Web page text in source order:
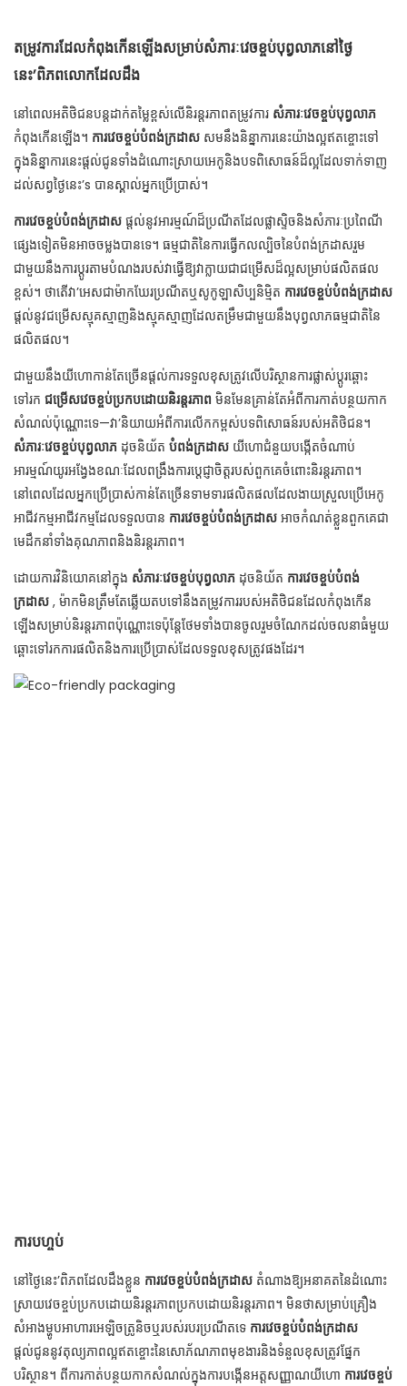
តម្រូវការដែលកំពុងកើនឡើងសម្រាប់សំភារៈវេចខ្ចប់បុព្វលាភនៅថ្ងៃ
នេះ’ពិភពលោកដែលដឹង
នៅពេលអតិថិជនបន្តដាក់តម្លៃខ្ពស់លើនិរន្តរភាពតម្រូវការ សំភារៈវេចខ្ចប់បុព្វលាភ
កំពុងកើនឡើង។ ការវេចខ្ចប់បំពង់ក្រដាស សមនឹងនិន្នាការនេះយ៉ាងល្អឥតខ្ចោះទៅ
ក្នុងនិន្នាការនេះផ្តល់ជូនទាំងដំណោះស្រាយអេកូនិងបទពិសោធន៍ដ៏ល្អដែលទាក់ទាញ
ដល់សព្វថ្ងៃនេះ’s បានស្គាល់អ្នកប្រើប្រាស់។
ការវេចខ្ចប់បំពង់ក្រដាស ផ្តល់នូវអារម្មណ៍ដ៏ប្រណីតដែលផ្លាស្ទិចនិងសំភារៈប្រពៃណី
ផ្សេងទៀតមិនអាចចម្លងបានទេ។ ធម្មជាតិនៃការធ្វើកលល្បិចនៃបំពង់ក្រដាសរួម
ជាមួយនឹងការប្តូរតាមបំណងរបស់វាធ្វើឱ្យវាក្លាយជាជម្រើសដ៏ល្អសម្រាប់ផលិតផល
ខ្ពស់។ ថាតើវា’អេសជាម៉ាកឃែរប្រណីតឬសូកូឡាសិប្បនិម្មិត ការវេចខ្ចប់បំពង់ក្រដាស
ផ្តល់នូវជម្រើសស្មុគស្មាញនិងស្មុគស្មាញដែលតម្រឹមជាមួយនឹងបុព្វលាភធម្មជាតិនៃ
ផលិតផល។
ជាមួយនឹងយីហោកាន់តែច្រើនផ្តល់ការទទួលខុសត្រូវលើបរិស្ថានការផ្លាស់ប្តូរឆ្ពោះ
ទៅរក ជម្រើសវេចខ្ចប់ប្រកបដោយនិរន្តរភាព មិនមែនគ្រាន់តែអំពីការកាត់បន្ថយកាក
សំណល់ប៉ុណ្ណោះទេ—វា’និយាយអំពីការលើកកម្ពស់បទពិសោធន៍របស់អតិថិជន។
សំភារៈវេចខ្ចប់បុព្វលាភ ដុចនិយ័ត បំពង់ក្រដាស យីហោជំនួយបង្កើតចំណាប់
អារម្មណ៍យូរអង្វែងខណៈដែលពង្រឹងការប្តេជ្ញាចិត្តរបស់ពួកគេចំពោះនិរន្តរភាព។
នៅពេលដែលអ្នកប្រើប្រាស់កាន់តែច្រើនទាមទារផលិតផលដែលងាយស្រួលប្រើអេកូ
អាជីវកម្មអាជីវកម្មដែលទទួលបាន ការវេចខ្ចប់បំពង់ក្រដាស អាចកំណត់ខ្លួនពួកគេជា
មេដឹកនាំទាំងគុណភាពនិងនិរន្តរភាព។
ដោយការវិនិយោគនៅក្នុង សំភារៈវេចខ្ចប់បុព្វលាភ ដុចនិយ័ត ការវេចខ្ចប់បំពង់
ក្រដាស , ម៉ាកមិនត្រឹមតែឆ្លើយតបទៅនឹងតម្រូវការរបស់អតិថិជនដែលកំពុងកើន
ឡើងសម្រាប់និរន្តរភាពប៉ុណ្ណោះទេប៉ុន្តែថែមទាំងបានចូលរួមចំណែកដល់ចលនាធំមួយ
ឆ្ពោះទៅរកការផលិតនិងការប្រើប្រាស់ដែលទទួលខុសត្រូវផងដែរ។
ការបហ្ចប់
នៅថ្ងៃនេះ’ពិភពដែលដឹងខ្លួន ការវេចខ្ចប់បំពង់ក្រដាស តំណាងឱ្យអនាគតនៃដំណោះ
ស្រាយវេចខ្ចប់ប្រកបដោយនិរន្តរភាពប្រកបដោយនិរន្តរភាព។ មិនថាសម្រាប់គ្រឿង
សំអាងម្ហូបអាហារអេឡិចត្រូនិចឬរបស់របរប្រណីតទេ ការវេចខ្ចប់បំពង់ក្រដាស
ផ្តល់ជូននូវតុល្យភាពល្អឥតខ្ចោះនៃសោភ័ណភាពមុខងារនិងទំនួលខុសត្រូវផ្នែក
បរិស្ថាន។ ពីការកាត់បន្ថយកាកសំណល់ក្នុងការបង្កើនអត្តសញ្ញាណយីហោ ការវេចខ្ចប់